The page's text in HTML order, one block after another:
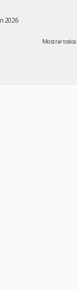
2026
Mostrar todos